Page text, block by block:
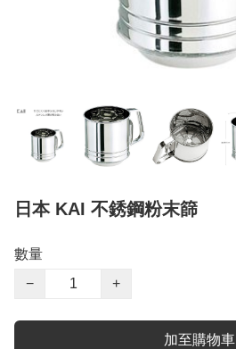
日本 KAI 不銹鋼粉末篩
數量
−
+
加至購物車